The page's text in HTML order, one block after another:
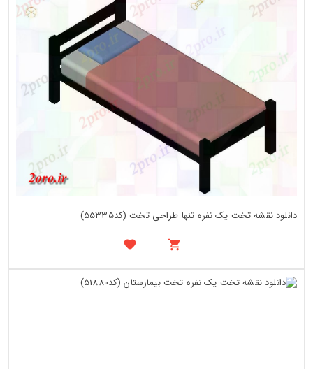
دانلود نقشه تخت یک نفره تنها طراحی تخت (کد55335)